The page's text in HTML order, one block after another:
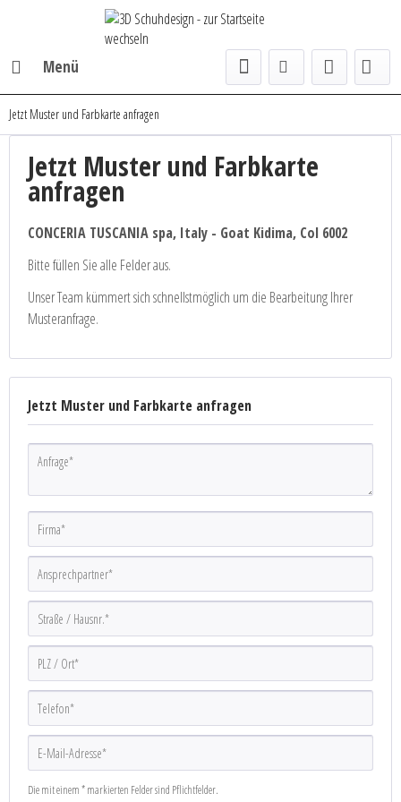
Menü
Jetzt Muster und Farbkarte anfragen
Jetzt Muster und Farbkarte
anfragen
CONCERIA TUSCANIA spa, Italy - Goat Kidima, Col 6002
Bitte füllen Sie alle Felder aus.
Unser Team kümmert sich schnellstmöglich um die Bearbeitung Ihrer
Musteranfrage.
Jetzt Muster und Farbkarte anfragen
Die mit einem * markierten Felder sind Pflichtfelder.